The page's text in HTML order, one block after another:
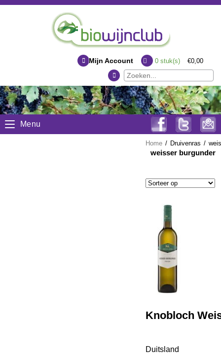
Mijn Account 0stuk(s) €0,00
Menu
Home / Druivenras /
weisser burgunder
Knobloch
Duitsland